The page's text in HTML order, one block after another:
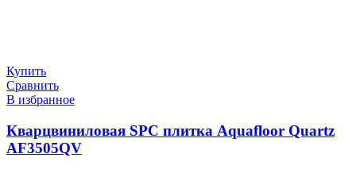
Купить
Сравнить
В избранное
Кварцвиниловая SPC плитка Aquafloor Quartz
AF3505QV